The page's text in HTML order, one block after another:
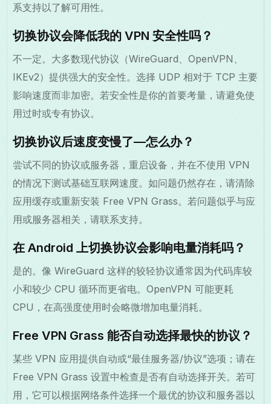
系支持以了解可用性。
切换协议会降低我的 VPN 安全性吗？
不一定。大多数现代协议（WireGuard、OpenVPN、
IKEv2）提供强大的安全性。选择 UDP 相对于 TCP 主要
影响速度而非加密。若安全性是你的首要考量，请避免使
用过时或专有协议。
切换协议后速度变慢了—怎么办？
尝试不同的协议或服务器，重启设备，并在不使用 VPN
的情况下测试基础互联网速度。如问题仍然存在，请清除
应用缓存或重新安装 Free VPN Grass。若问题似乎与应
用或服务器相关，请联系支持。
在 Android 上切换协议会影响电量消耗吗？
是的。像 WireGuard 这样的较轻协议通常因为代码库较
小和较少 CPU 循环而更省电。OpenVPN 可能更耗
CPU，在高强度使用时会略微增加电量消耗。
Free VPN Grass 能否自动选择最快的协议？
某些 VPN 应用提供自动或“最佳服务器/协议”选项；请在
Free VPN Grass 设置中检查是否有自动选择开关。若可
用，它可以根据网络条件选择一个最优的协议和服务器以